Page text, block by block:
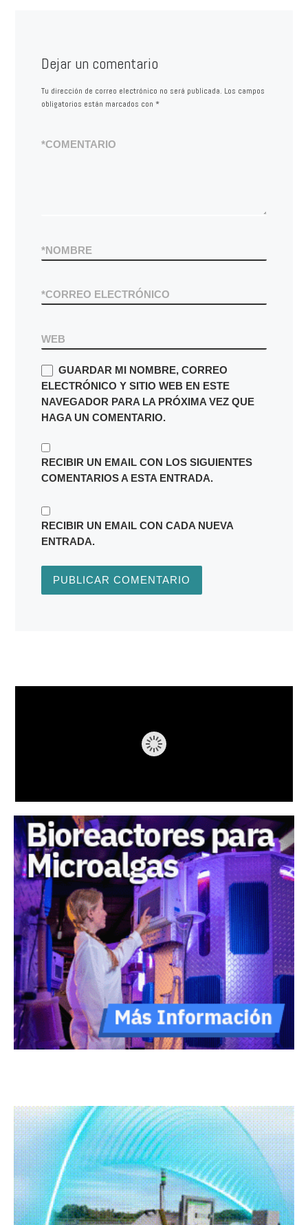
Dejar un comentario
Tu dirección de correo electrónico no será publicada. Los campos
obligatorios están marcados con *
COMENTARIO
*
NOMBRE
*
CORREO ELECTRÓNICO
*
WEB
GUARDAR MI NOMBRE, CORREO
ELECTRÓNICO Y SITIO WEB EN ESTE
NAVEGADOR PARA LA PRÓXIMA VEZ QUE
HAGA UN COMENTARIO.
RECIBIR UN EMAIL CON LOS SIGUIENTES
COMENTARIOS A ESTA ENTRADA.
RECIBIR UN EMAIL CON CADA NUEVA
ENTRADA.